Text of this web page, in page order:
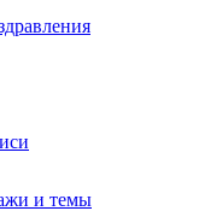
и темы